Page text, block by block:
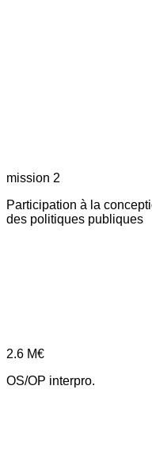
mission 2
Participation à la
des politiques publiques
2.6 M€
OS/OP interpro.